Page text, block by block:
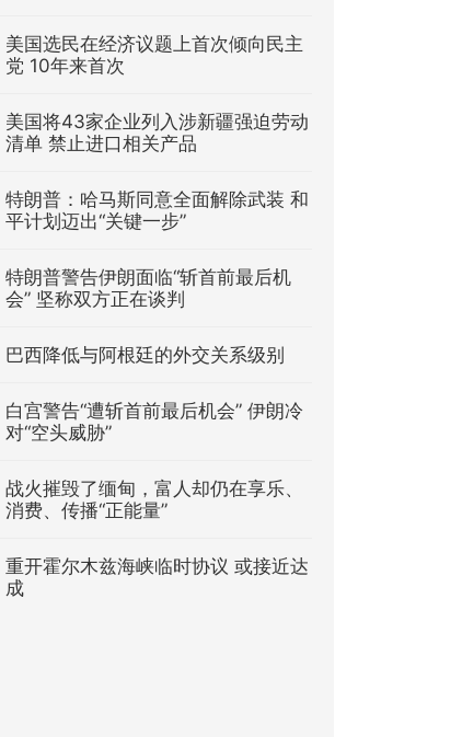
美国选民在经济议题上首次倾向民主
党 10年来首次
美国将43家企业列入涉新疆强迫劳动
清单 禁止进口相关产品
特朗普：哈马斯同意全面解除武装 和
平计划迈出“关键一步”
特朗普警告伊朗面临“斩首前最后机
会” 坚称双方正在谈判
巴西降低与阿根廷的外交关系级别
白宫警告“遭斩首前最后机会” 伊朗冷
对“空头威胁”
战火摧毁了缅甸，富人却仍在享乐、
消费、传播“正能量”
重开霍尔木兹海峡临时协议 或接近达
成